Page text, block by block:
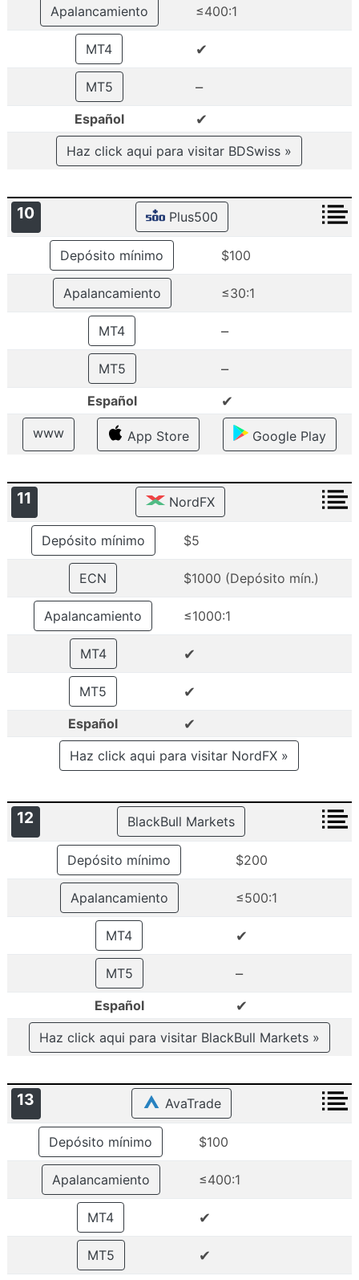
Apalancamiento ≤400:1
MT4 ✔
MT5 –
Español ✔
Haz click aqui para visitar BDSwiss »
10 Plus500
Depósito mínimo $100
Apalancamiento ≤30:1
MT4 –
MT5 –
Español ✔
www App Store Google Play
11 NordFX
Depósito mínimo $5
ECN $1000 (Depósito mín.)
Apalancamiento ≤1000:1
MT4 ✔
MT5 ✔
Español ✔
Haz click aqui para visitar NordFX »
12 BlackBull Markets
Depósito mínimo $200
Apalancamiento ≤500:1
MT4 ✔
MT5 –
Español ✔
Haz click aqui para visitar BlackBull Markets »
13 AvaTrade
Depósito mínimo $100
Apalancamiento ≤400:1
MT4 ✔
MT5 ✔